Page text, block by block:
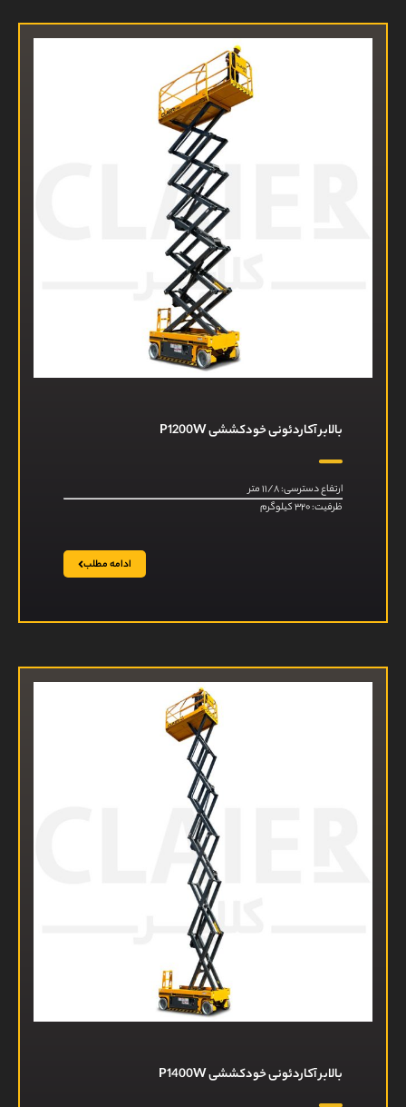
بالابر آکاردئونی خودکششی P1200W
ارتفاع دسترسی: ۱۱/۸ متر
ظرفیت: ۳۲۰ کیلوگرم
ادامه مطلب
بالابر آکاردئونی خودکششی P1400W